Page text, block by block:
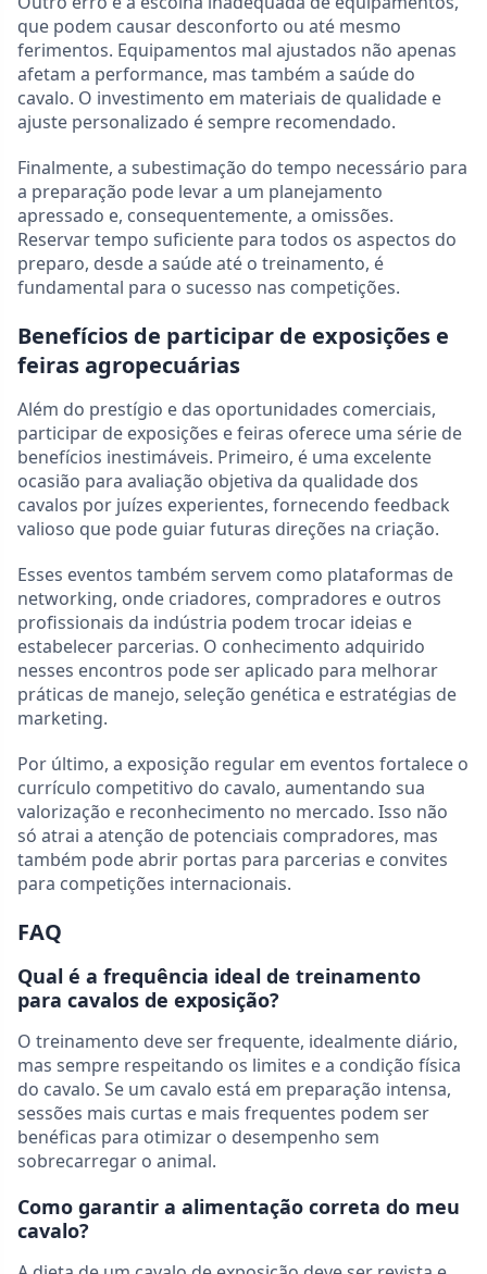
que podem causar desconforto ou até mesmo
ferimentos. Equipamentos mal ajustados não apenas
afetam a performance, mas também a saúde do
cavalo. O investimento em materiais de qualidade e
ajuste personalizado é sempre recomendado.
Finalmente, a subestimação do tempo necessário para
a preparação pode levar a um planejamento
apressado e, consequentemente, a omissões.
Reservar tempo suficiente para todos os aspectos do
preparo, desde a saúde até o treinamento, é
fundamental para o sucesso nas competições.
Benefícios de participar de exposições e
feiras agropecuárias
Além do prestígio e das oportunidades comerciais,
participar de exposições e feiras oferece uma série de
benefícios inestimáveis. Primeiro, é uma excelente
ocasião para avaliação objetiva da qualidade dos
cavalos por juízes experientes, fornecendo feedback
valioso que pode guiar futuras direções na criação.
Esses eventos também servem como plataformas de
networking, onde criadores, compradores e outros
profissionais da indústria podem trocar ideias e
estabelecer parcerias. O conhecimento adquirido
nesses encontros pode ser aplicado para melhorar
práticas de manejo, seleção genética e estratégias de
marketing.
Por último, a exposição regular em eventos fortalece o
currículo competitivo do cavalo, aumentando sua
valorização e reconhecimento no mercado. Isso não
só atrai a atenção de potenciais compradores, mas
também pode abrir portas para parcerias e convites
para competições internacionais.
FAQ
Qual é a frequência ideal de treinamento
para cavalos de exposição?
O treinamento deve ser frequente, idealmente diário,
mas sempre respeitando os limites e a condição física
do cavalo. Se um cavalo está em preparação intensa,
sessões mais curtas e mais frequentes podem ser
benéficas para otimizar o desempenho sem
sobrecarregar o animal.
Como garantir a alimentação correta do meu
cavalo?